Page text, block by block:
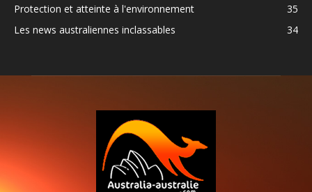
Protection et atteinte à l'environnement
35
Les news australiennes inclassables
34